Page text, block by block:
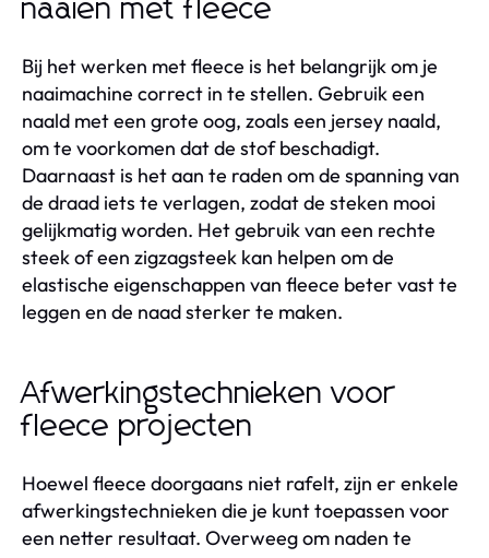
naaien met fleece
Bij het werken met fleece is het belangrijk om je
naaimachine correct in te stellen. Gebruik een
naald met een grote oog, zoals een jersey naald,
om te voorkomen dat de stof beschadigt.
Daarnaast is het aan te raden om de spanning van
de draad iets te verlagen, zodat de steken mooi
gelijkmatig worden. Het gebruik van een rechte
steek of een zigzagsteek kan helpen om de
elastische eigenschappen van fleece beter vast te
leggen en de naad sterker te maken.
Afwerkingstechnieken voor
fleece projecten
Hoewel fleece doorgaans niet rafelt, zijn er enkele
afwerkingstechnieken die je kunt toepassen voor
een netter resultaat. Overweeg om naden te